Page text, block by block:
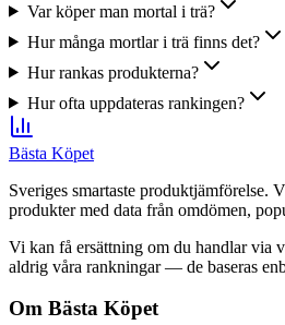
Var köper man mortal i trä?
Hur många mortlar i trä finns det?
Hur rankas produkterna?
Hur ofta uppdateras rankingen?
Bästa Köpet
Sveriges smartaste produktjämförelse.
produkter med data från omdömen,
Vi kan få ersättning om du handlar via
aldrig våra rankningar — de baseras
Om Bästa Köpet